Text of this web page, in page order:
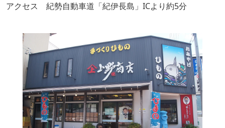
アクセス 紀勢自動車道「紀伊長島」ICより約5分